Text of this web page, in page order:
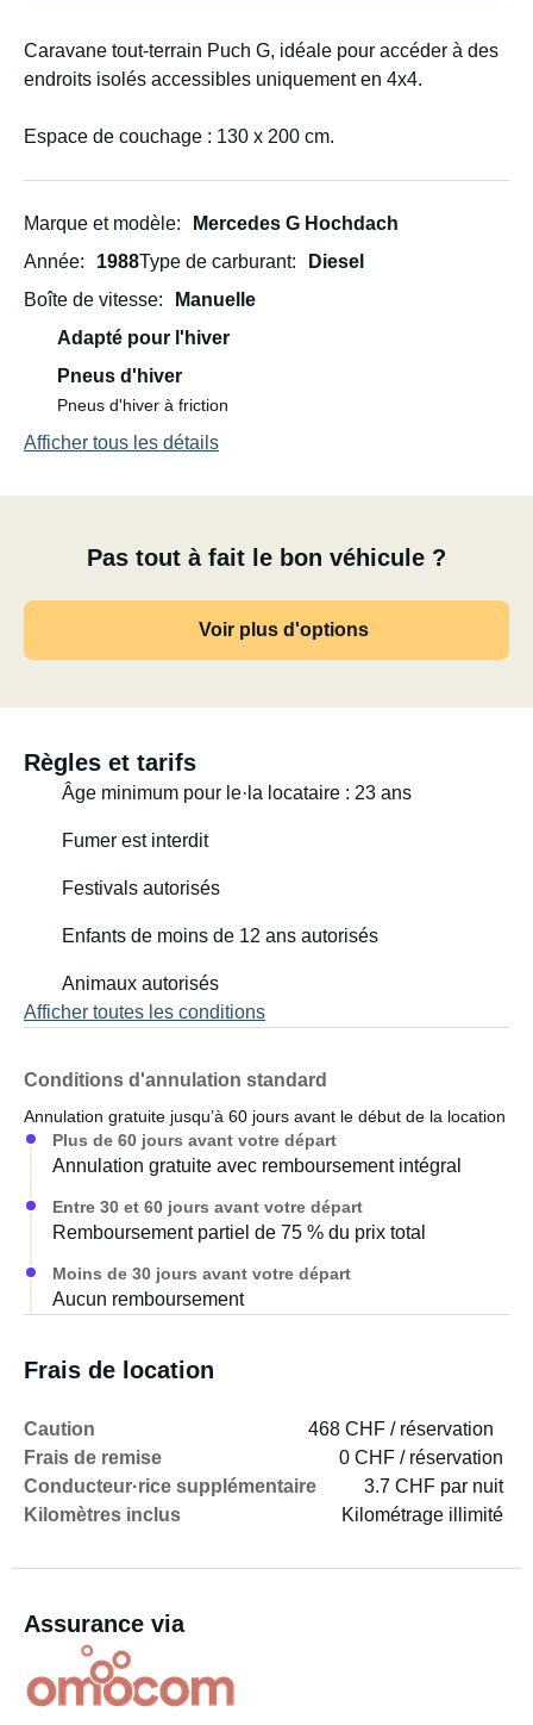
Caravane tout-terrain Puch G, idéale pour accéder à des
endroits isolés accessibles uniquement en 4x4.
Espace de couchage : 130 x 200 cm.
Marque et modèle
Mercedes G Hochdach
Année
1988Type de carburant
Diesel
Boîte de vitesse
Manuelle
Adapté pour l'hiver
Pneus d'hiver
Pneus d'hiver à friction
Afficher tous les détails
Pas tout à fait le bon véhicule ?
Voir plus d'options
Règles et tarifs
Âge minimum pour le·la locataire : 23 ans
Fumer est interdit
Festivals autorisés
Enfants de moins de 12 ans autorisés
Animaux autorisés
Afficher toutes les conditions
Conditions d'annulation standard
Annulation gratuite jusqu’à 60 jours avant le début de la location
Plus de 60 jours avant votre départ
Annulation gratuite avec remboursement intégral
Entre 30 et 60 jours avant votre départ
Remboursement partiel de 75 % du prix total
Moins de 30 jours avant votre départ
Aucun remboursement
Frais de location
Caution
468 CHF / réservation
Frais de remise
0 CHF / réservation
Conducteur·rice supplémentaire
3.7 CHF par nuit
Kilomètres inclus
Kilométrage illimité
Assurance via